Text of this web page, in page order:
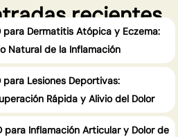
recientes
para Dermatitis Atópica y Eczema:
Natural de la Inflamación
para Lesiones Deportivas:
Rápida y Alivio del Dolor
para Inflamación Articular y Dolor de